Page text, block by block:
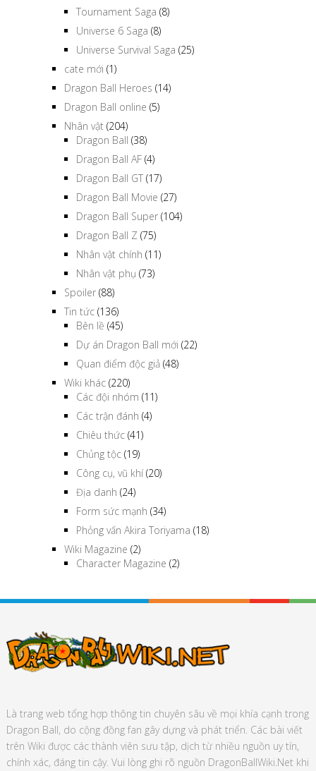
Tournament Saga (8)
Universe 6 Saga (8)
Universe Survival Saga (25)
cate mới (1)
Dragon Ball Heroes (14)
Dragon Ball online (5)
Nhân vật (204)
Dragon Ball (38)
Dragon Ball AF (4)
Dragon Ball GT (17)
Dragon Ball Movie (27)
Dragon Ball Super (104)
Dragon Ball Z (75)
Nhân vật chính (11)
Nhân vật phụ (73)
Spoiler (88)
Tin tức (136)
Bên lề (45)
Dự án Dragon Ball mới (22)
Quan điểm độc giả (48)
Wiki khác (220)
Các đội nhóm (11)
Các trận đánh (4)
Chiêu thức (41)
Chủng tộc (19)
Công cụ, vũ khí(20)
Địa danh (24)
Form sức mạnh (34)
Phỏng vấn Akira Toriyama (18)
Wiki Magazine (2)
Character Magazine (2)
Là trang web tổng hợp thông tin chuyên sâu về mọi khía cạnh trong
Dragon Ball, do cộng đồng fan gây dựng và phát triển. Các bài viết
trên Wiki được các thành viên sưu tập, dịch từ nhiều nguồn uy tín,
chính xác, đáng tin cậy. Vui lòng ghi rõ nguồn DragonBallWiki.Net khi